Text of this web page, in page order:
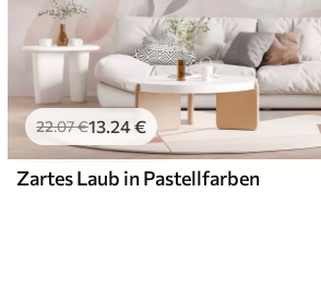
22.07€13.24€
Zartes Laub in Pastellfarben